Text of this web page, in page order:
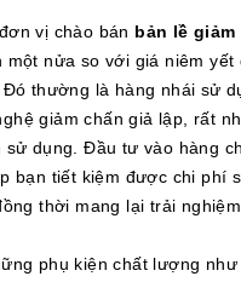
vị chào bán bản lề giảm
nửa so với giá niêm yết
thường là hàng nhái sử
giảm chấn giả lập, rất
sử dụng. Đầu tư vào hàng
bạn tiết kiệm được chi phí
thời mang lại trải
phụ kiện chất lượng như